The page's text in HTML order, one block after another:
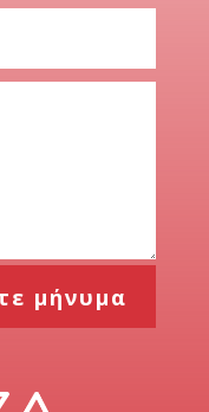
μήνυμα